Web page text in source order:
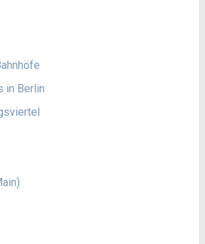
in Berlin